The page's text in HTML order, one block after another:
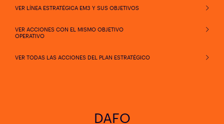
VER LÍNEA ESTRATÉGICA EM3 Y SUS OBJETIVOS
VER ACCIONES CON EL MISMO OBJETIVO
OPERATIVO
VER TODAS LAS ACCIONES DEL PLAN ESTRATÉGICO
DAFO